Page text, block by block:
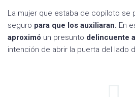
La mujer que estaba de copiloto se
seguro para que los auxiliaran. En
aproximó un presunto delincuente
intención de abrir la puerta del lado